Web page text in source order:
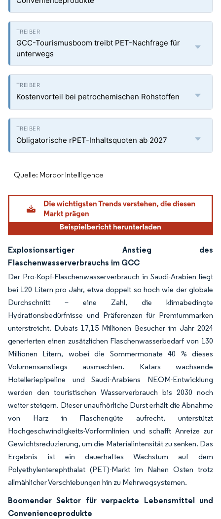
GCC-Tourismusboom treibt PET-Nachfrage für
unterwegs
Kostenvorteil bei petrochemischen Rohstoffen
Obligatorische rPET-Inhaltsquoten ab 2027
Quelle: Mordor Intelligence
Explosionsartiger Anstieg des
Flaschenwasserverbrauchs im GCC
Der Pro-Kopf-Flaschenwasserverbrauch in Saudi-Arabien liegt
bei 120 Litern pro Jahr, etwa doppelt so hoch wie der globale
Durchschnitt – eine Zahl, die klimabedingte
Hydrationsbedürfnisse und Präferenzen für Premiummarken
unterstreicht. Dubais 17,15 Millionen Besucher im Jahr 2024
generierten einen zusätzlichen Flaschenwasserbedarf von 130
Millionen Litern, wobei die Sommermonate 40 % dieses
Volumensanstiegs ausmachten. Katars wachsende
Hotelleriepipeline und Saudi-Arabiens NEOM-Entwicklung
werden den touristischen Wasserverbrauch bis 2030 noch
weiter steigern. Dieser unaufhörliche Durst erhält die Abnahme
von Harz in Flaschengüte aufrecht, unterstützt
Hochgeschwindigkeits-Vorformlinien und schafft Anreize zur
Gewichtsreduzierung, um die Materialintensität zu senken. Das
Ergebnis ist ein dauerhaftes Wachstum auf dem
Polyethylenterephthalat (PET)-Markt im Nahen Osten trotz
allmählicher Verschiebungen hin zu Mehrwegsystemen.
Boomender Sektor für verpackte Lebensmittel und
Convenienceprodukte